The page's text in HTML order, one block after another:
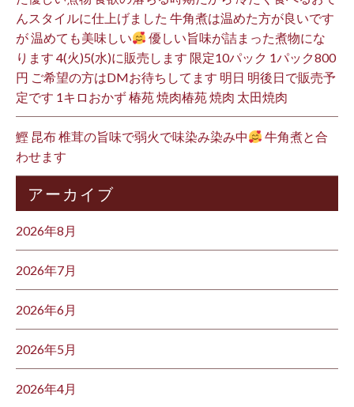
んスタイルに仕上げました 牛角煮は温めた方が良いです
が 温めても美味しい
優しい旨味が詰まった煮物にな
ります 4(火)5(水)に販売します 限定10パック 1パック800
円 ご希望の方はDMお待ちしてます 明日 明後日で販売予
定です 1キロおかず 椿苑 焼肉椿苑 焼肉 太田焼肉
鰹 昆布 椎茸の旨味で弱火で味染み染み中
牛角煮と合
わせます
アーカイブ
2026年8月
2026年7月
2026年6月
2026年5月
2026年4月